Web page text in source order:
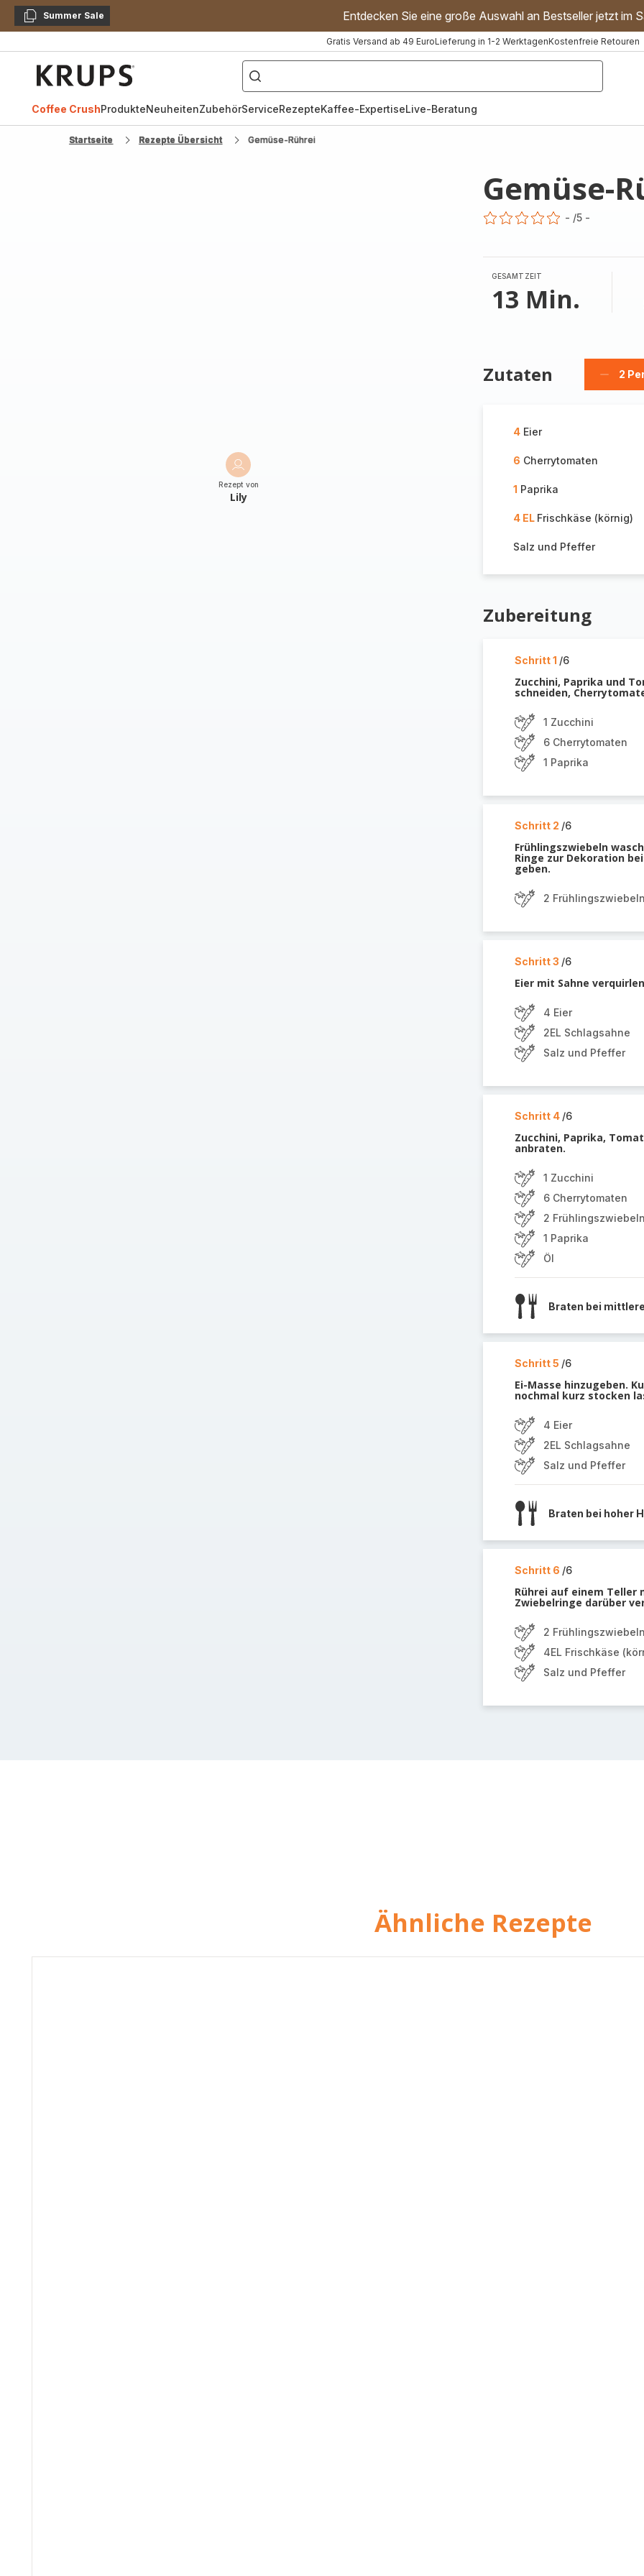
KopierenSummer Sale Entdecken Sie eine große Auswahl an Bestseller jetzt im
Gratis Versand ab 49 EuroLieferung in 1-2 WerktagenKostenfreie Retouren
["Kaffeevollautomat","Handmixer","Waffeleisen"]
Coffee CrushProdukteNeuheitenZubehörServiceRezepteKaffee-ExpertiseLive-Beratung
Startseite Rezepte Übersicht Gemüse-Rührei
Rezept von
Lily
Gemüse-
- /5 -
GESAMTZEIT
13 Min.
Zutaten 2
4Eier
6 Cherrytomaten
1 Paprika
4 EL Frischkäse (körnig)
Salz und Pfeffer
Zubereitung
Schritt 1 /6
Zucchini, Paprika und
schneiden,
1 Zucchini
6 Cherrytomaten
1 Paprika
Schritt 2 /6
Frühlingszwiebeln
Ringe zur Dekoration
geben.
2 Frühlingszwiebeln
Schritt 3 /6
Eier mit Sahne
4 Eier
2EL Schlagsahne
Salz und Pfeffer
Schritt 4 /6
Zucchini, Paprika,
anbraten.
1 Zucchini
6 Cherrytomaten
2 Frühlingszwiebeln
1 Paprika
Öl
Braten bei
Schritt 5 /6
Ei-Masse hinzugeben.
nochmal kurz stocken
4 Eier
2EL Schlagsahne
Salz und Pfeffer
Braten bei hoher
Schritt 6 /6
Rührei auf einem Teller
Zwiebelringe darüber
2 Frühlingszwiebeln
4EL Frischkäse
Salz und Pfeffer
Ähnliche Rezepte